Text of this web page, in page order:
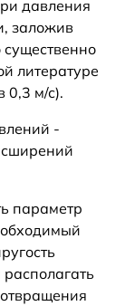
давления
заложив
литературе
0,3 м/с).
-
параметр